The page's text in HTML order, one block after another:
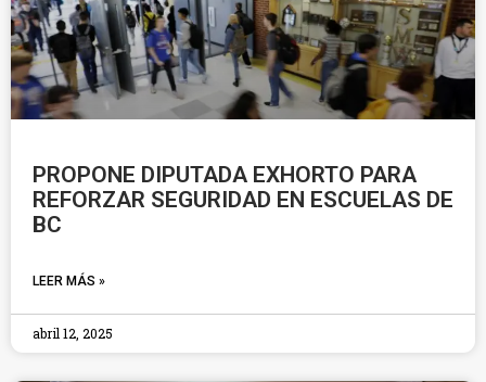
PROPONE DIPUTADA EXHORTO PARA
REFORZAR SEGURIDAD EN ESCUELAS DE
BC
LEER MÁS »
abril 12, 2025